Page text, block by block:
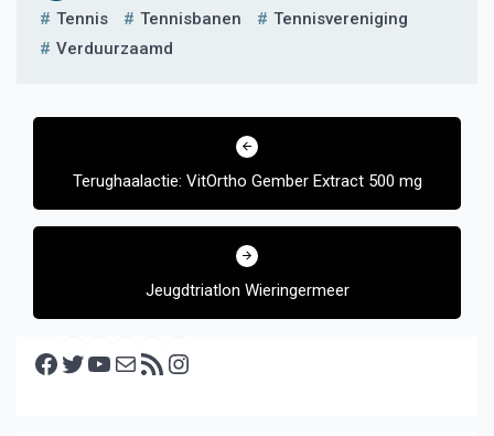
Tennis
Tennisbanen
Tennisvereniging
Verduurzaamd
Bericht
Terughaalactie: VitOrtho Gember Extract 500 mg
Jeugdtriatlon Wieringermeer
Facebook Twitter YouTube E-mail RSS feed